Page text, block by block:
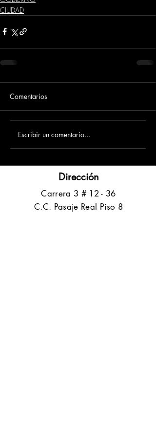
CIUDAD
Comentarios
Escribir un comentario...
Dirección
​Carrera 3 # 12 - 36
C.C. Pasaje Real Piso 8